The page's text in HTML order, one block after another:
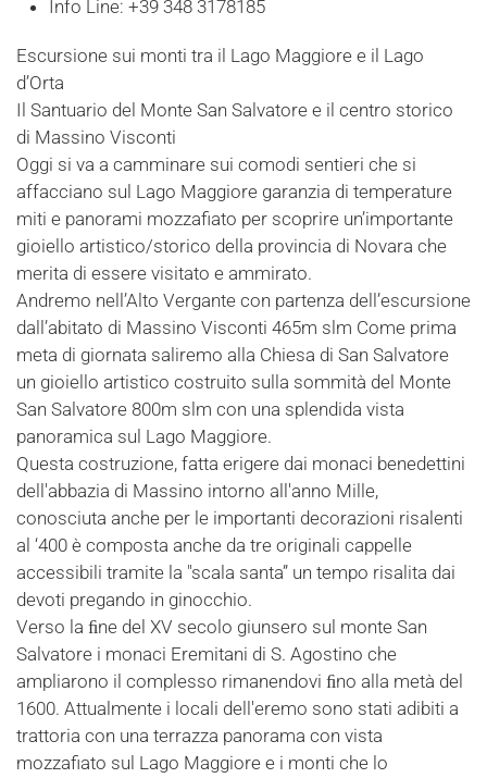
Info Line: +39 348 3178185
Escursione sui monti tra il Lago Maggiore e il Lago
d’Orta
Il Santuario del Monte San Salvatore e il centro storico
di Massino Visconti
Oggi si va a camminare sui comodi sentieri che si
affacciano sul Lago Maggiore garanzia di temperature
miti e panorami mozzafiato per scoprire un’importante
gioiello artistico/storico della provincia di Novara che
merita di essere visitato e ammirato.
Andremo nell’Alto Vergante con partenza dell’escursione
dall’abitato di Massino Visconti 465m slm Come prima
meta di giornata saliremo alla Chiesa di San Salvatore
un gioiello artistico costruito sulla sommità del Monte
San Salvatore 800m slm con una splendida vista
panoramica sul Lago Maggiore.
Questa costruzione, fatta erigere dai monaci benedettini
dell'abbazia di Massino intorno all'anno Mille,
conosciuta anche per le importanti decorazioni risalenti
al ‘400 è composta anche da tre originali cappelle
accessibili tramite la "scala santa” un tempo risalita dai
devoti pregando in ginocchio.
Verso la ﬁne del XV secolo giunsero sul monte San
Salvatore i monaci Eremitani di S. Agostino che
ampliarono il complesso rimanendovi ﬁno alla metà del
1600. Attualmente i locali dell'eremo sono stati adibiti a
trattoria con una terrazza panorama con vista
mozzafiato sul Lago Maggiore e i monti che lo